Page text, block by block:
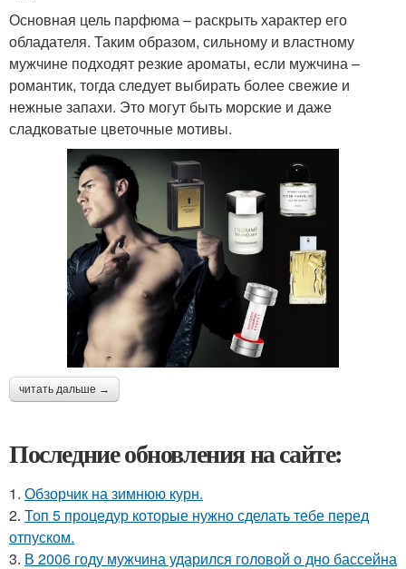
Основная цель парфюма – раскрыть характер его
обладателя. Таким образом, сильному и властному
мужчине подходят резкие ароматы, если мужчина –
романтик, тогда следует выбирать более свежие и
нежные запахи. Это могут быть морские и даже
сладковатые цветочные мотивы.
читать дальше →
Последние обновления на сайте:
1. Обзорчик на зимнюю курн.
2. Топ 5 процедур которые нужно сделать тебе перед
отпуском.
3. В 2006 году мужчина ударился головой о дно бассейна